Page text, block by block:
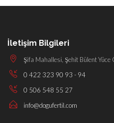
İletişim Bilgileri
Şifa Mahallesi, Şehit Bülent
0 422 323 90 93 - 94
0 506 548 55 27
info@dogufertil.com